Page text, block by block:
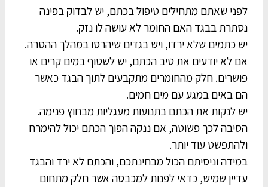
לפני שאתם מתחילים טיפול בכתם, יש לבדוק בפינה
נסתרת בבגד האם החומר לא עושה לו נזק.
יש כתמים שלא ירדו, ויש בגדים שיהרסו במהלך ההסרה.
אם לא יודעים את טיב הכתם, יש לשטוף במים קרים או
פושרים. חלק מהחומרים מתקבעים לתוך הבגד כאשר
הם באים במגע עם מים חמים.
יש לנקות את הכתם בתנועות מעגליות מבחוץ פנימה.
הסיבה לכך פשוטה, אם ננקה הפוך הכתם יכול להימרח
ולהתפשט עוד יותר.
במידה וניסיתם הכול מבחינתכם, והכתם לא ירד והבגד
עדיין שמיש, כדאי לפנות למכבסה אשר חלק מתחום